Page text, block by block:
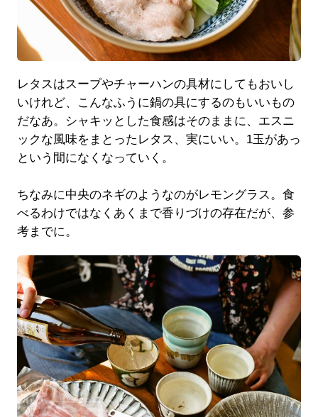
レタスはスープやチャーハンの具材にしてもおいし
いけれど、こんなふうに鍋の具にするのもいいもの
だなあ。シャキッとした食感はそのままに、エスニ
ックな風味をまとったレタス、実にいい。1玉があっ
という間になくなっていく。
ちなみに中央のネギのようなのがレモングラス。食
べるわけではなくあくまで香りづけの存在だが、参
考までに。